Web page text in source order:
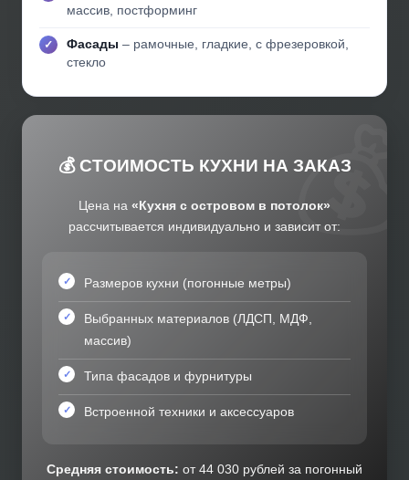
массив, постформинг
Фасады – рамочные, гладкие, с фрезеровкой,
стекло
💰 СТОИМОСТЬ КУХНИ НА ЗАКАЗ
Цена на «Кухня с островом в потолок»
рассчитывается индивидуально и зависит от:
Размеров кухни (погонные метры)
Выбранных материалов (ЛДСП, МДФ,
массив)
Типа фасадов и фурнитуры
Встроенной техники и аксессуаров
Средняя стоимость: от 44 030 рублей за погонный